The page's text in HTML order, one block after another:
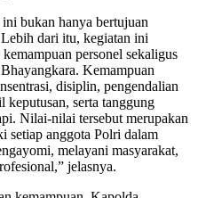
bukan hanya bertujuan
dari itu, kegiatan ini
personel sekaligus
Kemampuan
disiplin, pengendalian
keputusan, serta tanggung
Nilai-nilai tersebut merupakan
setiap anggota Polri dalam
melayani masyarakat,
jelasnya.